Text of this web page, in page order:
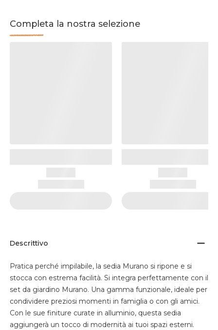
Completa la nostra selezione
Descrittivo
Pratica perché impilabile, la sedia Murano si ripone e si
stocca con estrema facilità. Si integra perfettamente con il
set da giardino Murano. Una gamma funzionale, ideale per
condividere preziosi momenti in famiglia o con gli amici.
Con le sue finiture curate in alluminio, questa sedia
aggiungerà un tocco di modernità ai tuoi spazi esterni.